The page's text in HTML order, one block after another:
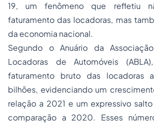
19, um fenômeno que refletiu
faturamento das locadoras, mas
da economia nacional.
Segundo o Anuário da
Locadoras de Automóveis
faturamento bruto das locadoras
bilhões, evidenciando um
relação a 2021 e um expressivo
comparação a 2020. Esses